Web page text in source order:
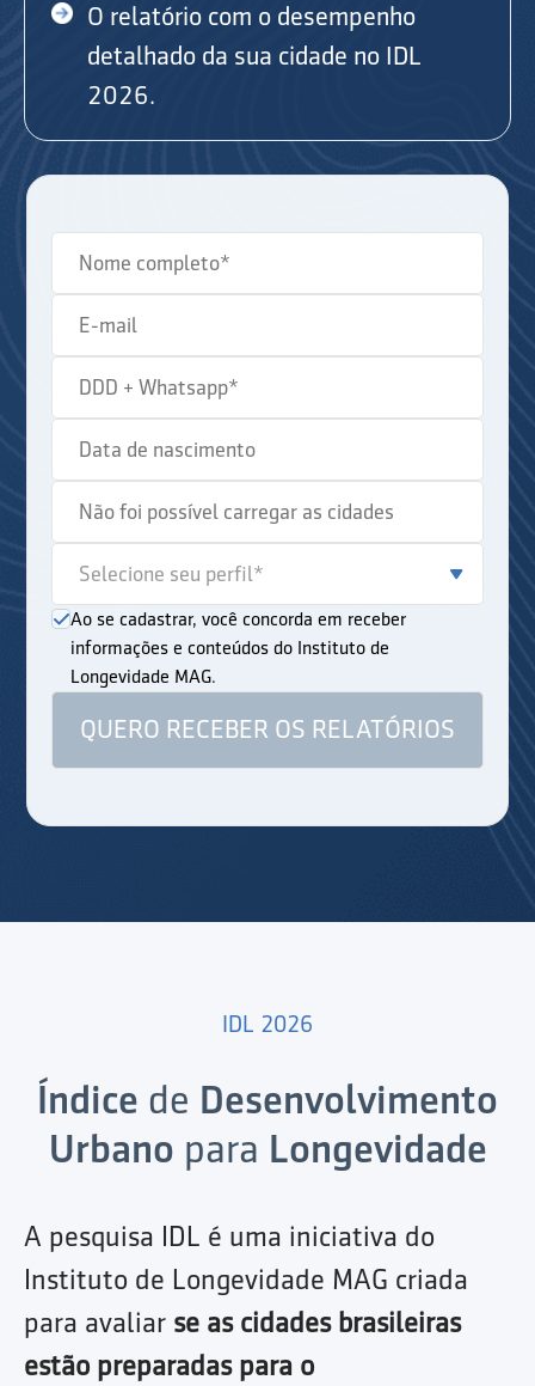
O relatório com o desempenho
detalhado da sua cidade no IDL
2026.
Ao se cadastrar, você concorda em receber
informações e conteúdos do Instituto de
Longevidade MAG.
IDL 2026
Índice de Desenvolvimento
Urbano para Longevidade
A pesquisa IDL é uma iniciativa do
Instituto de Longevidade MAG criada
para avaliar se as cidades brasileiras
estão preparadas para o